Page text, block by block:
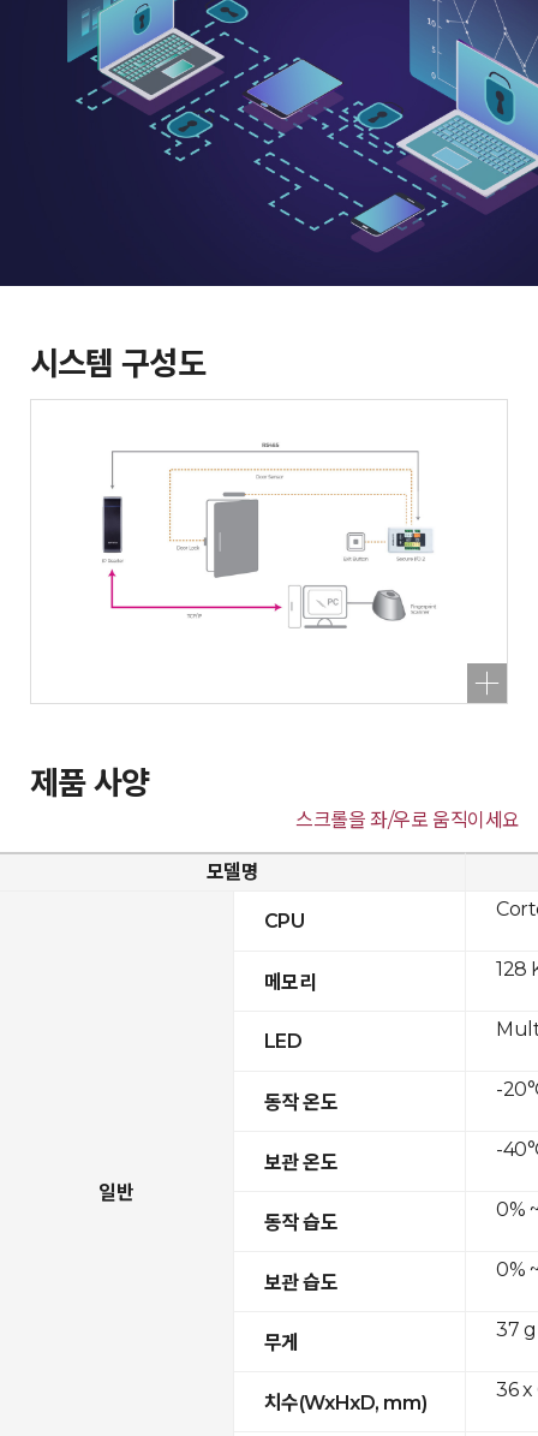
시스템 구성도
제품 사양
스크롤을 좌/우로 움직이세요
모델명
일반
CPU
메모리
LED
동작 온도
보관 온도
동작 습도
보관 습도
무게
치수(WxHxD, mm)
128
-
-
0%
0%
37 g
36 x